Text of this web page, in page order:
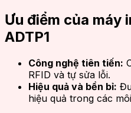
Ưu điểm của máy
ADTP1
Công nghệ tiên tiến:
RFID và tự sửa lỗi.
Hiệu quả và bền bỉ:
hiệu quả trong các